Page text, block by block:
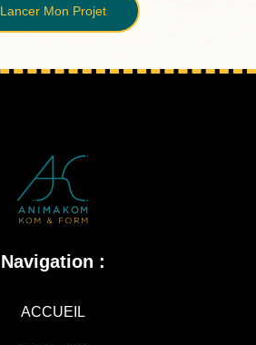
Lancer Mon Projet
Navigation :
ACCUEIL